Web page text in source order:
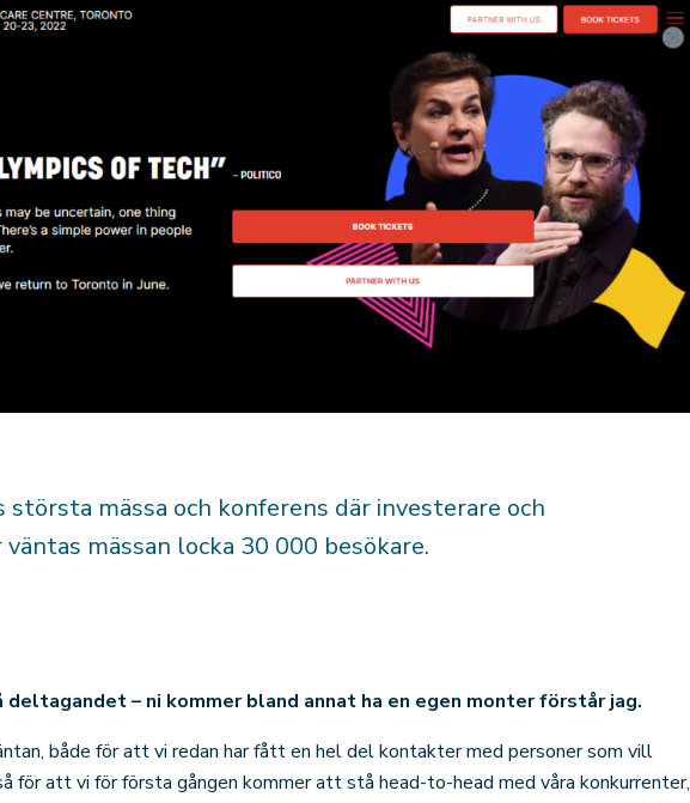
största mässa och konferens där investerare och
mässan locka 30 000 besökare.
deltagandet – ni kommer bland annat ha en egen monter förstår jag.
både för att vi redan har fått en hel del kontakter med personer som vill
för att vi för första gången kommer att stå head-to-head med våra konkurrenter,